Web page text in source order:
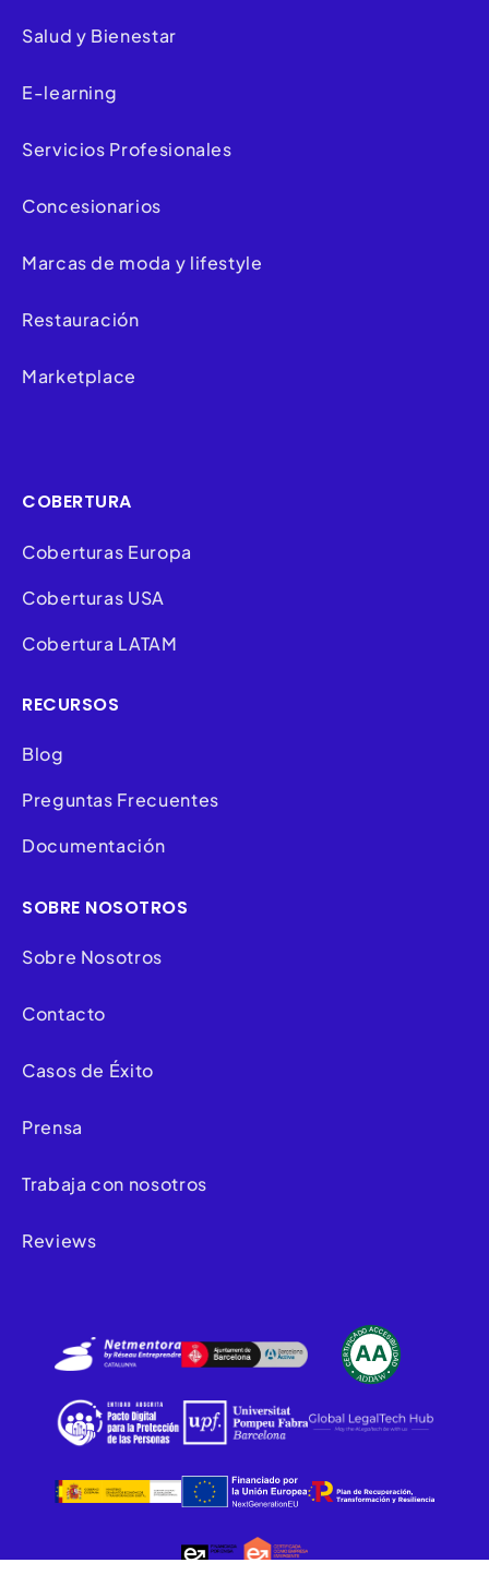
Salud y Bienestar
E-learning
Servicios Profesionales
Concesionarios
Marcas de moda y lifestyle
Restauración
Marketplace
COBERTURA
Coberturas Europa
Coberturas USA
Cobertura LATAM
RECURSOS
Blog
Preguntas Frecuentes
Documentación
SOBRE NOSOTROS
Sobre Nosotros
Contacto
Casos de Éxito
Prensa
Trabaja con nosotros
Reviews